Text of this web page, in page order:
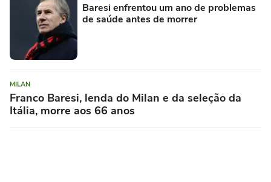
Baresi enfrentou um ano de problemas
de saúde antes de morrer
MILAN
Franco Baresi, lenda do Milan e da seleção da
Itália, morre aos 66 anos